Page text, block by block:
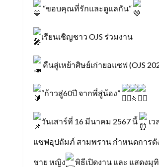
“ขอบคุณที่รักและดูแลกัน“
เรียนเชิญชาว OJS ร่วมงาน
คืนสู่เหย้าศิษย์เก่ายอแซฟ (OJS
“ก้าวสู่60ปี จากพี่สู่น้อง”
วันเสาร์ที่ 16 มีนาคม 2567 นี้ เ
แซฟอุปถัมภ์ สามพราน กำหนดการดั
ชาย หญิง พิธีเปิดงาน และ แสดงมุ